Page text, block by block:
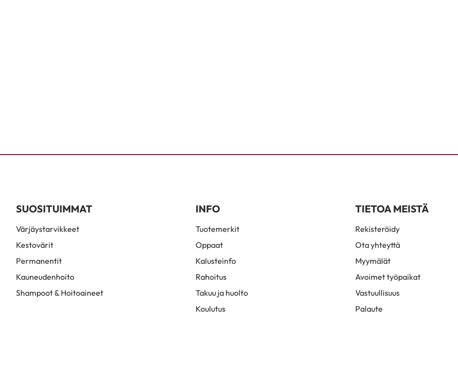
SUOSITUIMMAT
Värjäystarvikkeet
Kestovärit
Permanentit
Kauneudenhoito
Shampoot & Hoitoaineet
INFO
Tuotemerkit
Oppaat
Kalusteinfo
Rahoitus
Takuu ja huolto
Koulutus
TIETOA MEISTÄ
Rekisteröidy
Ota yhteyttä
Myymälät
Avoimet työpaikat
Vastuullisuus
Palaute